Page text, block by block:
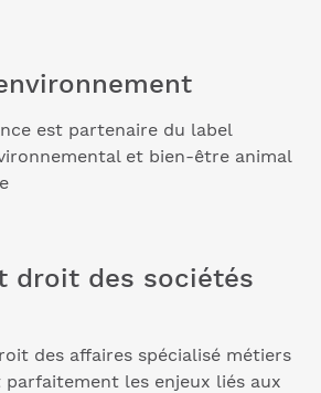
est partenaire du label
et bien-être animal
droit des sociétés
des affaires spécialisé métiers
parfaitement les enjeux liés aux